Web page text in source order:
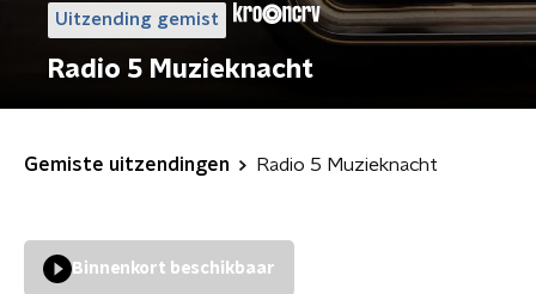
Uitzending gemist
Radio 5 Muzieknacht
Gemiste uitzendingen Radio 5 Muzieknacht
Binnenkort beschikbaar